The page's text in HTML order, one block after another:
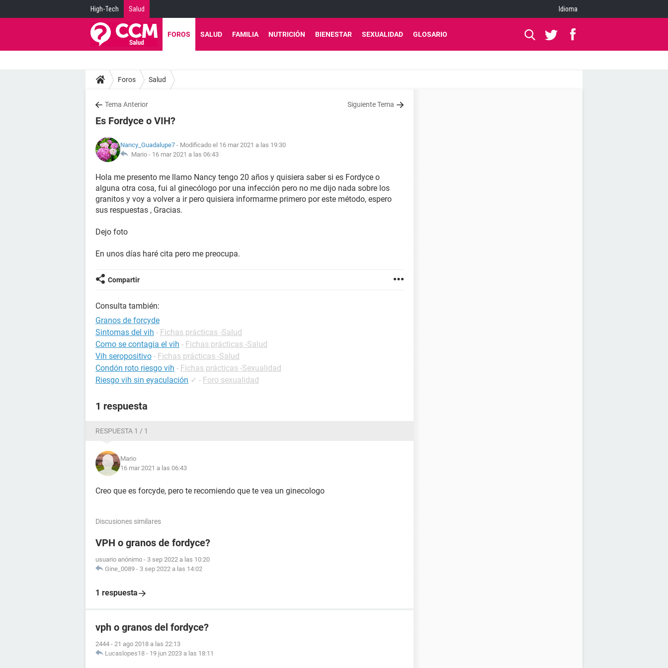
High-Tech Salud Idioma
FOROS SALUD FAMILIA NUTRICIÓN BIENESTAR SEXUALIDAD GLOSARIO
Foros Salud
Tema Anterior Siguiente Tema
Es Fordyce o VIH?
Nancy_Guadalupe7 - Modificado el 16 mar 2021 a las 19:30
Mario - 16 mar 2021 a las 06:43
Hola me presento me llamo Nancy tengo 20 años y quisiera saber si es Fordyce o
alguna otra cosa, fui al ginecólogo por una infección pero no me dijo nada sobre los
granitos y voy a volver a ir pero quisiera informarme primero por este método, espero
sus respuestas , Gracias.
Dejo foto
En unos días haré cita pero me preocupa.
Compartir
Consulta también:
Granos de forcyde
Sintomas del vih - Fichas prácticas -Salud
Como se contagia el vih - Fichas prácticas -Salud
Vih seropositivo - Fichas prácticas -Salud
Condón roto riesgo vih - Fichas prácticas -Sexualidad
Riesgo vih sin eyaculación ✓ - Foro sexualidad
1 respuesta
RESPUESTA 1 / 1
Mario
16 mar 2021 a las 06:43
Creo que es forcyde, pero te recomiendo que te vea un ginecologo
Discusiones similares
VPH o granos de fordyce?
usuario anónimo - 3 sep 2022 a las 10:20
Gine_0089 - 3 sep 2022 a las 14:02
1 respuesta
vph o granos del fordyce?
2444 - 21 ago 2018 a las 22:13
Lucaslopes18 - 19 jun 2023 a las 18:11